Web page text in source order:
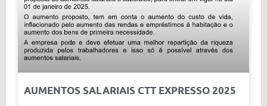
AUMENTOS SALARIAIS CTT EXPRESSO 2025